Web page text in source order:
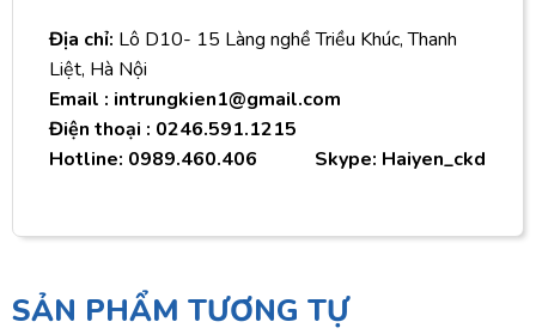
Địa chỉ: Lô D10- 15 Làng nghề Triều Khúc, Thanh
Liệt, Hà Nội
Email : intrungkien1@gmail.com
Điện thoại : 0246.591.1215
Hotline: 0989.460.406 Skype: Haiyen_ckd
SẢN PHẨM TƯƠNG TỰ